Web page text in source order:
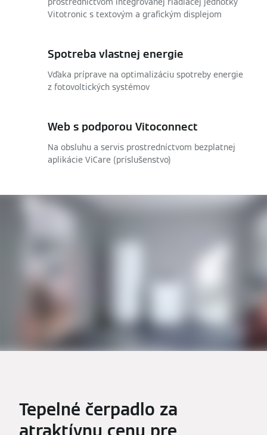
Vitotronic s textovým a grafickým displejom
Spotreba vlastnej energie
Vďaka príprave na optimalizáciu spotreby energie
z fotovoltických systémov
Web s podporou Vitoconnect
Na obsluhu a servis prostredníctvom bezplatnej
aplikácie ViCare (príslušenstvo)
Tepelné čerpadlo za